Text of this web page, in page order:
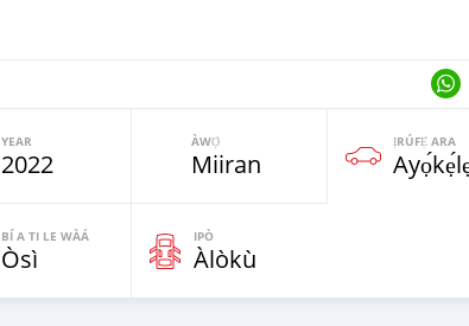
YEAR
2022
ÀWỌ̀
Miiran
ỊRÚFẸ́ ARA
BÍ A TI LE WÀÁ
Òsì
IPÒ
Àlòkù